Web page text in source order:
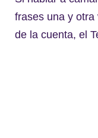
frases una y
de la cuenta, el